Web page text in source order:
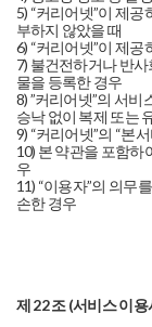
5) “커리어넷”이 제
부하지 않았을 때
6) “커리어넷”이 제
7) 불건전하거나 반
물을 등록한 경우
8) ”커리어넷”의 서
승낙 없이 복제 또는
9) “커리어넷”의 “본
10) 본 약관을 포함하
우
11) “이용자”의 의무
손한 경우
제 22 조 (서비스 이용